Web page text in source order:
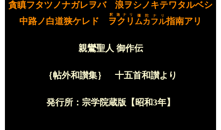
貪瞋フタツノナガレヲバ 浪ヲシノキテワタルベシ
中路ノ白道狭ケレド ヲクリ
釈迦ナリ
ムカフル
彌陀ナリ
指南アリ
親鸞聖人 御作伝
｛帖外和讃集｝ 十五首和讃より
発行所：宗学院蔵版【昭和3年】